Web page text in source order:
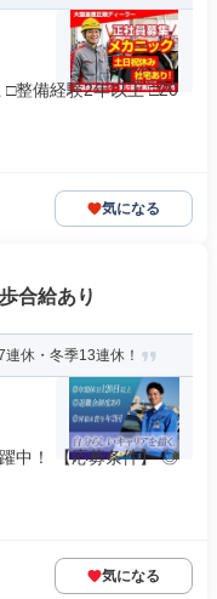
整備経験2年以上 □20
気になる
合給あり
休・冬季13連休！
中！ 【応募条件】 ◎
気になる